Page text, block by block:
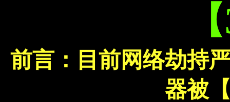
前言：目前网络劫持
器被